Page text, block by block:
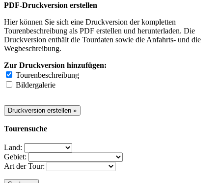
PDF-Druckversion erstellen
Hier können Sie sich eine Druckversion der kompletten
Tourenbeschreibung als PDF erstellen und herunterladen. Die
Druckversion enthält die Tourdaten sowie die Anfahrts- und die
Wegbeschreibung.
Zur Druckversion hinzufügen:
Tourenbeschreibung
Bildergalerie
Tourensuche
Land:
Gebiet:
Art der Tour: